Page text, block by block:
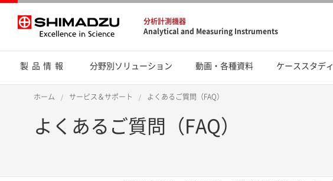
分析計測機器
Analytical and Measuring Instruments
製品情報 分野別ソリューション 動画・各種資料 ケーススタディ
ホーム サービス＆サポート よくあるご質問（FAQ）
よくあるご質問（FAQ）